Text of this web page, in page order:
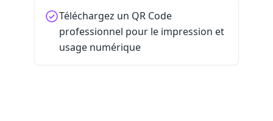
Téléchargez un QR Code
professionnel pour le impression et
usage numérique